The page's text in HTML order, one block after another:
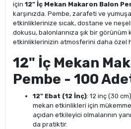
için 12" İç Mekan Makaron Balon
karşınızda. Pembe, zarafeti ve
etkinliklerinize sıcak, dostane ve
dokusu, balonlarınıza şık bir görünüm
etkinliklerinizin atmosferini daha özel
12" İç Mekan
Pembe - 100
12" Ebat (12 İnç): 12 inç (30
mekan etkinlikleri için
açıdan etkileyici olmalarının
da pratiktir.